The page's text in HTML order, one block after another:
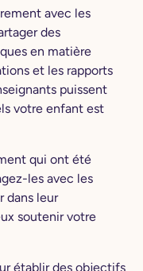
avec les
des
en matière
et les rapports
puissent
votre enfant est
qui ont été
les avec les
dans leur
soutenir votre
établir des objectifs